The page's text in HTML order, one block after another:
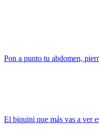
Pon a punto tu abdomen,
El biquini que más vas a ver